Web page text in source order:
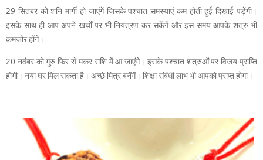
29 सितंबर को शनि मार्गी हो जाएंगें जिसके पश्चात समस्याएं कम होती हुई दिखाई पड़ेंगी।
इसके साथ ही आप अपने खर्चों पर भी नियंत्रण कर सकेंगें और इस समय आपके शत्रु भी
कमजोर होंगे।
20 नवंबर को गुरु फिर से मकर राशि में आ जाएंगे। इसके पश्चात शत्रुओं पर विजय प्राप्ति
होगी। नया घर मिल सकता है। अच्छे मित्र बनेंगें। शिक्षा संबंधी लाभ भी आपको प्राप्त होगा।